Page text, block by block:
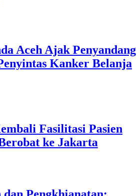
Aceh Ajak Penyandang
Kanker Belanja
Fasilitasi Pasien
ke Jakarta